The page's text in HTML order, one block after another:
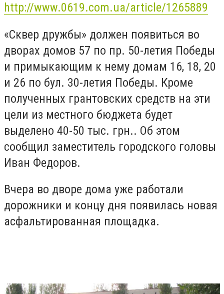
http://www.0619.com.ua/article/1265889
«Сквер дружбы» должен появиться во
дворах домов 57 по пр. 50-летия Победы
и примыкающим к нему домам 16, 18, 20
и 26 по бул. 30-летия Победы. Кроме
полученных грантовских средств на эти
цели из местного бюджета будет
выделено 40-50 тыс. грн.. Об этом
сообщил заместитель городского головы
Иван Федоров.
Вчера во дворе дома уже работали
дорожники и концу дня появилась новая
асфальтированная площадка.